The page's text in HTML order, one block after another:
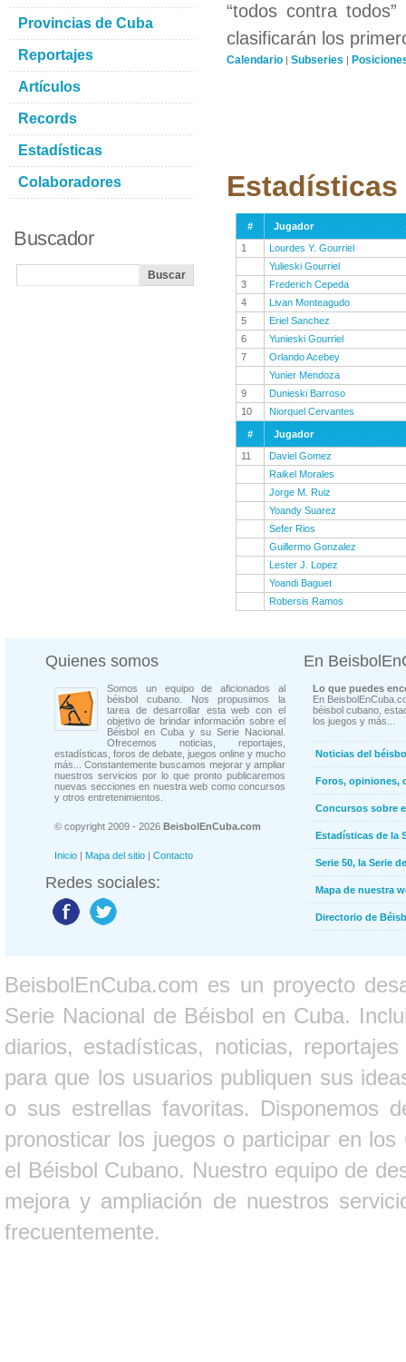
“todos contra
clasificarán los
Calendario | Subseries |
Estadísticas
#
Jugador
1
Lourdes Y. Gourriel
Yulieski Gourriel
3
Frederich Cepeda
4
Livan Monteagudo
5
Eriel Sanchez
6
Yunieski Gourriel
7
Orlando Acebey
Yunier Mendoza
9
Dunieski Barroso
10
Niorquel Cervantes
#
Jugador
11
Daviel Gomez
Raikel Morales
Jorge M. Ruiz
Yoandy Suarez
Sefer Rios
Guillermo Gonzalez
Lester J. Lopez
Yoandi Baguet
Robersis Ramos
Provincias de Cuba
Reportajes
Artículos
Records
Estadísticas
Colaboradores
Buscador
Quienes somos
Somos un equipo de aficionados al
béisbol cubano. Nos propusimos la
tarea de desarrollar esta web con el
objetivo de brindar información sobre el
Béisbol en Cuba y su Serie Nacional.
Ofrecemos noticias, reportajes,
estadísticas, foros de debate, juegos online y mucho
más... Constantemente buscamos mejorar y ampliar
nuestros servicios por lo que pronto publicaremos
nuevas secciones en nuestra web como concursos
y otros entretenimientos.
© copyright 2009 - 2026 BeisbolEnCuba.com
Inicio | Mapa del sitio | Contacto
Redes sociales:
En
Lo que puedes
En
béisbol cubano,
los juegos y más...
Noticias del
Foros, opiniones,
Concursos sobre
Estadísticas de la
Serie 50, la Serie
Mapa de nuestra
Directorio de
BeisbolEnCuba.com es un proyecto
Serie Nacional de Béisbol en Cuba.
diarios, estadísticas, noticias,
para que los usuarios publiquen sus
o sus estrellas favoritas. Disponemos
pronosticar los juegos o participar en
el Béisbol Cubano. Nuestro equipo de
mejora y ampliación de nuestros
frecuentemente.